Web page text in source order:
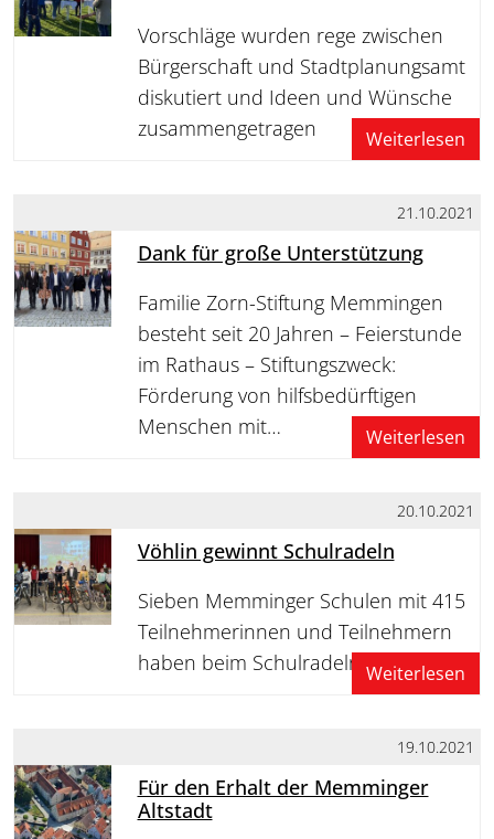
Vorschläge wurden rege zwischen
Bürgerschaft und Stadtplanungsamt
diskutiert und Ideen und Wünsche
zusammengetragen
Weiterlesen
21.10.2021
Dank für große Unterstützung
Familie Zorn-Stiftung Memmingen
besteht seit 20 Jahren – Feierstunde
im Rathaus – Stiftungszweck:
Förderung von hilfsbedürftigen
Menschen mit…
Weiterlesen
20.10.2021
Vöhlin gewinnt Schulradeln
Sieben Memminger Schulen mit 415
Teilnehmerinnen und Teilnehmern
haben beim Schulradeln mitgemacht
Weiterlesen
19.10.2021
Für den Erhalt der Memminger
Altstadt